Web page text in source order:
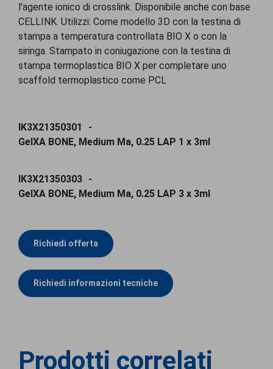
l'agente ionico di crosslink. Disponibile anche con base
CELLINK. Utilizzi: Come modello 3D con la testina di
stampa a temperatura controllata BIO X o con la
siringa. Stampato in coniugazione con la testina di
stampa termoplastica BIO X per completare uno
scaffold termoplastico come PCL
IK3X21350301
GelXA BONE, Medium Ma, 0.25 LAP 1 x 3ml
IK3X21350303
GelXA BONE, Medium Ma, 0.25 LAP 3 x 3ml
Richiedi offerta
Richiedi informazioni tecniche
Prodotti correlati